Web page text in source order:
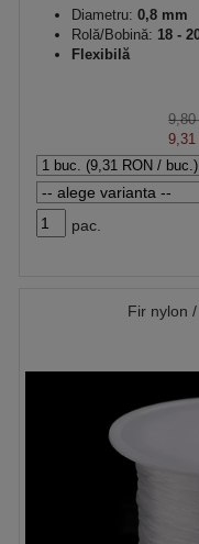
Diametru: 0,8 mm
Rolă/Bobină: 18 -
Flexibilă
9,80
9,31
pac.
Fir nylon